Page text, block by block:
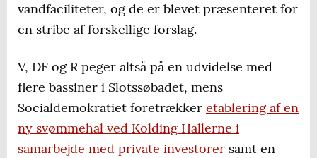
vandfaciliteter, og de er blevet præsenteret for
en stribe af forskellige forslag.
V, DF og R peger altså på en udvidelse med
flere bassiner i Slotssøbadet, mens
Socialdemokratiet foretrækker etablering af en
ny svømmehal ved Kolding Hallerne i
samarbejde med private investorer samt en